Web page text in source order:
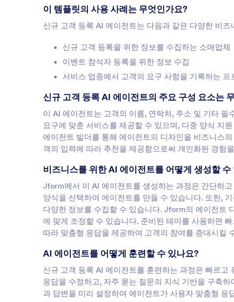
이 템플릿의 사용 사례는 무엇인가요?
신규 고객 등록 AI 에이전트는 다음과 같은 다양한 비
신규 고객 등록을 위한 정보를 수집하는 소매업체
이벤트 참석자 등록을 위한 정보 수집
서비스 업종에서 고객의 요구 사항을 기록하는 프
신규 고객 등록 AI 에이전트의 주요 구성 요소는
이 AI 에이전트는 고객의 이름, 연락처, 주소 및 기타
요구에 맞춘 서비스를 제공할 수 있으며, 다중 양식 지
에이전트 빌더를 통해 에이전트의 디자인을 비즈니스
객의 입력에 따라 추천을 제공함으로써 개인화된 경험
비즈니스를 위한 AI 에이전트를 어떻게 생성할 수
Jform에서 이 AI 에이전트를 생성하는 과정은 간단하
양식을 선택하여 에이전트를 만들 수 있습니다. 또한,
다양한 정보를 수집할 수 있습니다. Jform의 에이전트
에 맞게 조정할 수 있습니다. 준비된 테마를 사용하면
따라 맞춤형 응답을 제공하여 고객의 참여를 증대시킬
AI 에이전트를 어떻게 훈련할 수 있나요?
신규 고객 등록 AI 에이전트를 훈련하는 과정은 빠르
응답을 수정하고, 자주 묻는 질문의 지식 기반을 구축
과 답변을 미리 설정하여 에이전트가 사용자 맞춤형